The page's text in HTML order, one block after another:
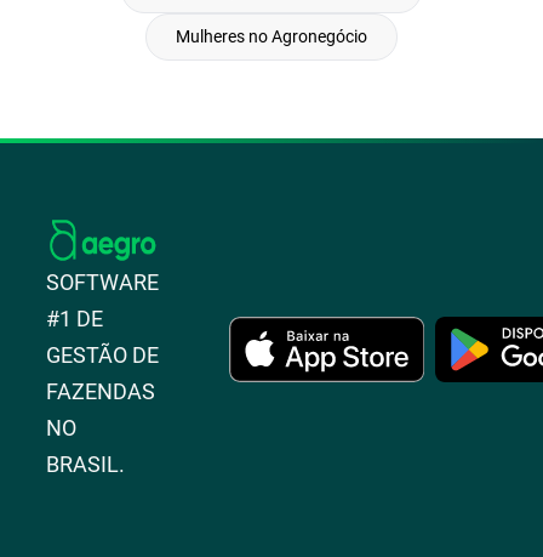
Mulheres no Agronegócio
SOFTWARE
#1 DE
GESTÃO DE
FAZENDAS
NO
BRASIL.